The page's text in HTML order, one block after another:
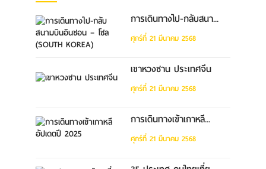
การเดินทางไป-กลับสนา...
ศุกร์ที่ 21 มีนาคม 2568
เขาหวงซาน ประเทศจีน
ศุกร์ที่ 21 มีนาคม 2568
การเดินทางเข้าเกาหลี...
ศุกร์ที่ 21 มีนาคม 2568